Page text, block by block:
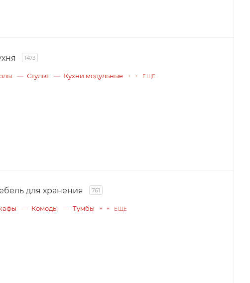
1473
Стулья Кухни модульные + + ЕЩЕ
для хранения 761
Комоды Тумбы + + ЕЩЕ